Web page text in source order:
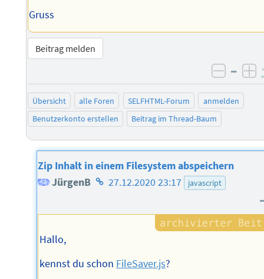
Gruss
Beitrag melden
–
Übersicht alle Foren SELFHTML-Forum
anmelden
Benutzerkonto erstellen
Beitrag im Thread-Baum
Zip Inhalt in einem Filesystem abspeichern
JürgenB Homepage
Autors
27.12.2020 23:17 javascript
Hallo,
kennst du schon FileSaver.js?